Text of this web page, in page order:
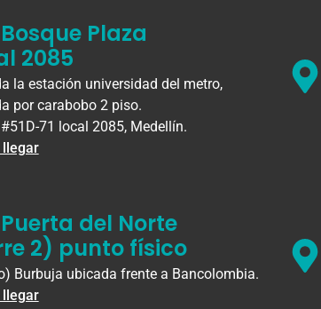
Plaza
2085
la estación universidad del metro,
por carabobo 2 piso.
71 local 2085, Medellín.
llegar
del Norte
2) punto físico
Burbuja ubicada frente a Bancolombia.
llegar